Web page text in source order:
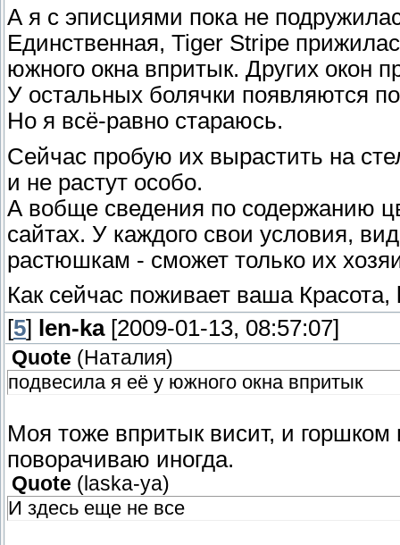
А я с эписциями пока не
Единственная, Tiger Stripe
южного окна впритык. Других окон
У остальных болячки появляются
Но я всё-равно стараюсь.
Сейчас пробую их вырастить на
и не растут особо.
А вобще сведения по содержанию
сайтах. У каждого свои условия,
растюшкам - сможет только их
Как сейчас поживает ваша Красота,
[5] len-ka[2009-01-13, 08:57:07]
Quote (Наталия)
подвесила я её у южного окна впритык
Моя тоже впритык висит, и горшком
поворачиваю иногда.
Quote ( laska-ya)
И здесь еще не все